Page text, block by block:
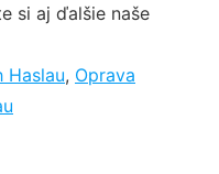
si aj ďalšie naše
Haslau, Oprava